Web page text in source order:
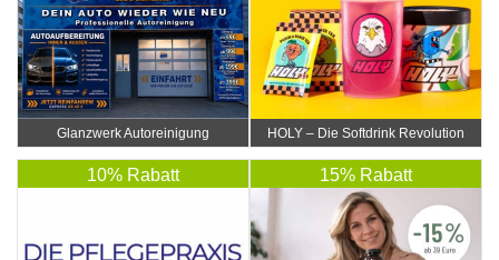
Glanzwerk Autoreinigung HOLY – Die Softdrink Revolution
10% Rabatt 15% Rabatt